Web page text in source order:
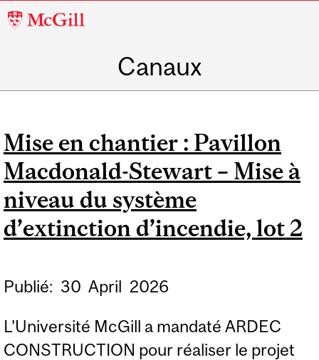
McGill
Canaux
Mise en chantier : Pavillon
Macdonald-Stewart – Mise à
niveau du système
d’extinction d’incendie, lot 2
Publié: 30 April 2026
L’Université McGill a mandaté ARDEC
CONSTRUCTION pour réaliser le projet